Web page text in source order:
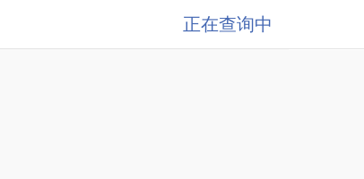
正在查询中